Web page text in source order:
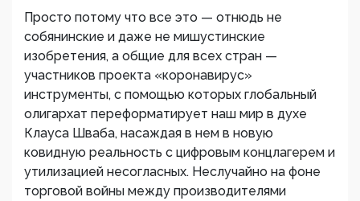
Просто потому что все это — отнюдь не
собянинские и даже не мишустинские
изобретения, а общие для всех стран —
участников проекта «коронавирус»
инструменты, с помощью которых глобальный
олигархат переформатирует наш мир в духе
Клауса Шваба, насаждая в нем в новую
ковидную реальность с цифровым концлагерем и
утилизацией несогласных. Неслучайно на фоне
торговой войны между производителями